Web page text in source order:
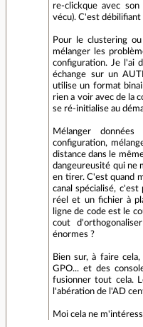
re-clickque avec
vécu). C'est débilifiant
Pour le clustering
mélanger les
configuration. Je l'ai
échange sur un
utilise un format
rien a voir avec de la
se ré-initialise au
Mélanger
configuration,
distance dans le
dangeureusité qui ne
en tirer. C'est quand
canal spécialisé,
réel et un fichier à
ligne de code est le
cout
énormes ?
Bien sur, à faire
GPO... et des
fusionner tout cela.
l'abération de l'AD
Moi cela ne